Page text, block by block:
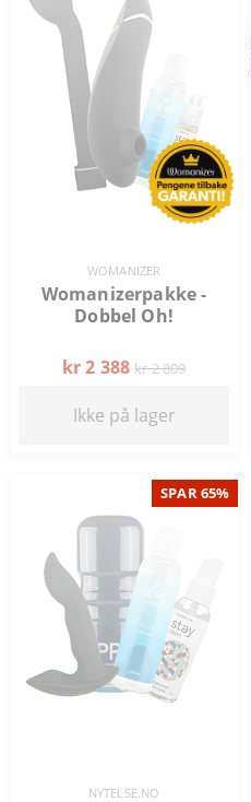
WOMANIZER
Womanizerpakke -
Dobbel Oh!
kr 2 388 kr 2 809
Ikke på lager
SPAR 65%
NYTELSE.NO